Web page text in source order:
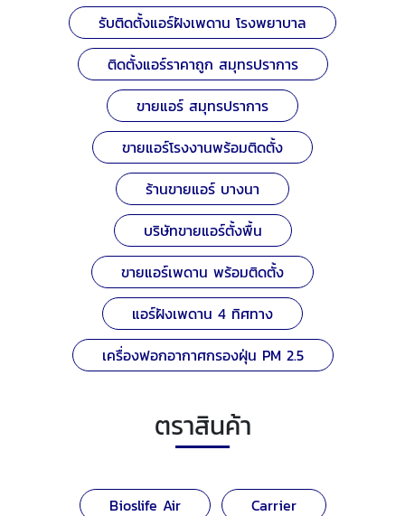
รับติดตั้งแอร์ฝังเพดาน โรงพยาบาล
ติดตั้งแอร์ราคาถูก สมุทรปราการ
ขายแอร์ สมุทรปราการ
ขายแอร์โรงงานพร้อมติดตั้ง
ร้านขายแอร์ บางนา
บริษัทขายแอร์ตั้งพื้น
ขายแอร์เพดาน พร้อมติดตั้ง
แอร์ฝังเพดาน 4 ทิศทาง
เครื่องฟอกอากาศกรองฝุ่น PM 2.5
ตราสินค้า
Bioslife Air
Carrier